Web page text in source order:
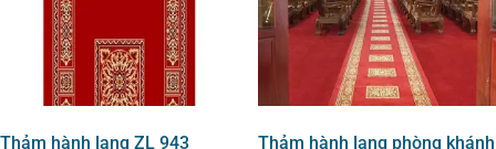
Thảm hành lang ZL 943
Thảm hành lang phòng khánh